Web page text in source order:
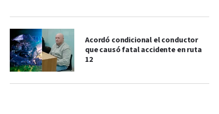
Acordó condicional el conductor
que causó fatal accidente en ruta
12